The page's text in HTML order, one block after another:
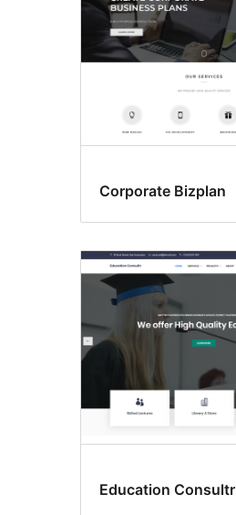
Corporate Bizplan
Education Consultr